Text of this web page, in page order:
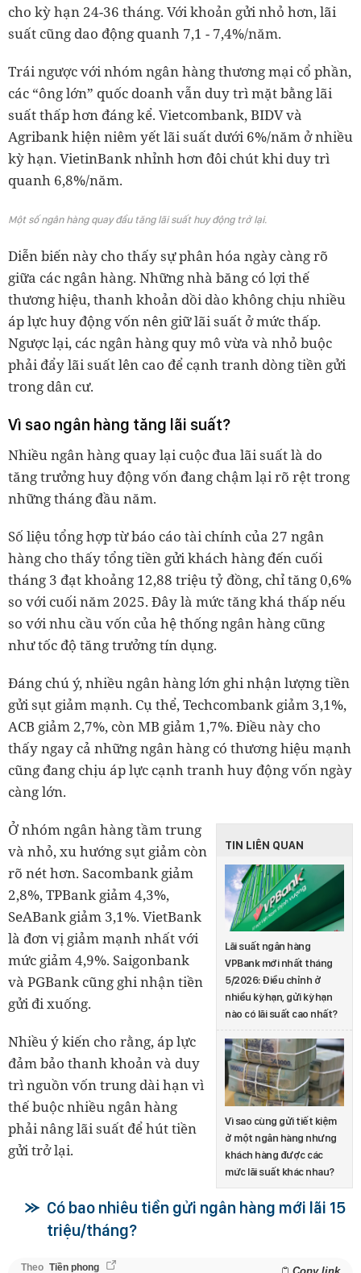
cho kỳ hạn 24-36 tháng. Với khoản gửi nhỏ hơn, lãi
suất cũng dao động quanh 7,1 - 7,4%/năm.
Trái ngược với nhóm ngân hàng thương mại cổ phần,
các “ông lớn” quốc doanh vẫn duy trì mặt bằng lãi
suất thấp hơn đáng kể. Vietcombank, BIDV và
Agribank hiện niêm yết lãi suất dưới 6%/năm ở nhiều
kỳ hạn. VietinBank nhỉnh hơn đôi chút khi duy trì
quanh 6,8%/năm.
Một số ngân hàng quay đầu tăng lãi suất huy động trở lại.
Diễn biến này cho thấy sự phân hóa ngày càng rõ
giữa các ngân hàng. Những nhà băng có lợi thế
thương hiệu, thanh khoản dồi dào không chịu nhiều
áp lực huy động vốn nên giữ lãi suất ở mức thấp.
Ngược lại, các ngân hàng quy mô vừa và nhỏ buộc
phải đẩy lãi suất lên cao để cạnh tranh dòng tiền gửi
trong dân cư.
Vì sao ngân hàng tăng lãi suất?
Nhiều ngân hàng quay lại cuộc đua lãi suất là do
tăng trưởng huy động vốn đang chậm lại rõ rệt trong
những tháng đầu năm.
Số liệu tổng hợp từ báo cáo tài chính của 27 ngân
hàng cho thấy tổng tiền gửi khách hàng đến cuối
tháng 3 đạt khoảng 12,88 triệu tỷ đồng, chỉ tăng 0,6%
so với cuối năm 2025. Đây là mức tăng khá thấp nếu
so với nhu cầu vốn của hệ thống ngân hàng cũng
như tốc độ tăng trưởng tín dụng.
Đáng chú ý, nhiều ngân hàng lớn ghi nhận lượng tiền
gửi sụt giảm mạnh. Cụ thể, Techcombank giảm 3,1%,
ACB giảm 2,7%, còn MB giảm 1,7%. Điều này cho
thấy ngay cả những ngân hàng có thương hiệu mạnh
cũng đang chịu áp lực cạnh tranh huy động vốn ngày
càng lớn.
TIN LIÊN QUAN
Lãi suất ngân hàng
VPBank mới nhất tháng
5/2026: Điều chỉnh ở
nhiều kỳ hạn, gửi kỳ hạn
nào có lãi suất cao nhất?
Vì sao cùng gửi tiết kiệm
ở một ngân hàng nhưng
khách hàng được các
mức lãi suất khác nhau?
Ở nhóm ngân hàng tầm trung
và nhỏ, xu hướng sụt giảm còn
rõ nét hơn. Sacombank giảm
2,8%, TPBank giảm 4,3%,
SeABank giảm 3,1%. VietBank
là đơn vị giảm mạnh nhất với
mức giảm 4,9%. Saigonbank
và PGBank cũng ghi nhận tiền
gửi đi xuống.
Nhiều ý kiến cho rằng, áp lực
đảm bảo thanh khoản và duy
trì nguồn vốn trung dài hạn vì
thế buộc nhiều ngân hàng
phải nâng lãi suất để hút tiền
gửi trở lại.
Có bao nhiêu tiền gửi ngân hàng mới lãi 15
triệu/tháng?
Theo Tiền phong Copy link